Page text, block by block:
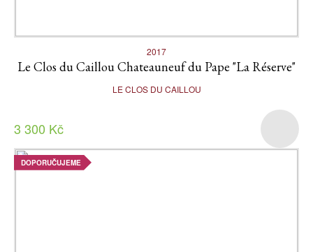
2017
Le Clos du Caillou Chateauneuf du Pape "La Réserve"
LE CLOS DU CAILLOU
3 300 Kč
DOPORUČUJEME